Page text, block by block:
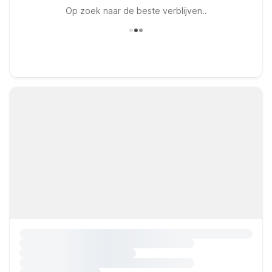
Op zoek naar de beste verblijven..